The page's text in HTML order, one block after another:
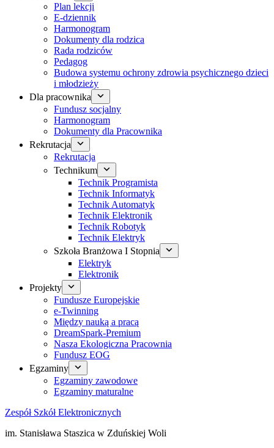
Plan lekcji
E-dziennik
Harmonogram
Dokumenty dla rodzica
Rada rodziców
Pedagog
Budowa systemu ochrony zdrowia psychicznego dzieci
i młodzieży
Dla pracownika
Fundusz socjalny
Harmonogram
Dokumenty dla Pracownika
Rekrutacja
Rekrutacja
Technikum
Technik Programista
Technik Informatyk
Technik Automatyk
Technik Elektronik
Technik Robotyk
Technik Elektryk
Szkoła Branżowa I Stopnia
Elektryk
Elektronik
Projekty
Fundusze Europejskie
e-Twinning
Między nauką a pracą
DreamSpark-Premium
Nasza Ekologiczna Pracownia
Fundusz EOG
Egzaminy
Egzaminy zawodowe
Egzaminy maturalne
Zespół Szkół Elektronicznych
im. Stanisława Staszica w Zduńskiej Woli